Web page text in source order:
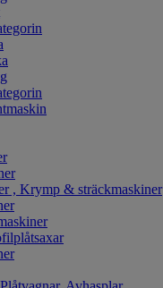
, Krymp & sträckmaskiner